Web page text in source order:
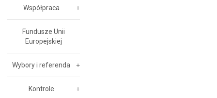
Współpraca
Fundusze Unii
Europejskiej
Wybory i referenda
Kontrole